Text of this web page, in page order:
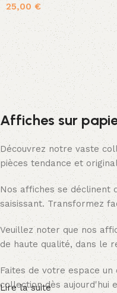
25,00 €
Ajouter au panier
Affiches sur
Découvrez notre vaste
pièces tendance et
Nos affiches se déclinent
saisissant. Transformez
Veuillez noter que nos
de haute qualité, dans le
Faites de votre espace
collection dès
Lire la suite